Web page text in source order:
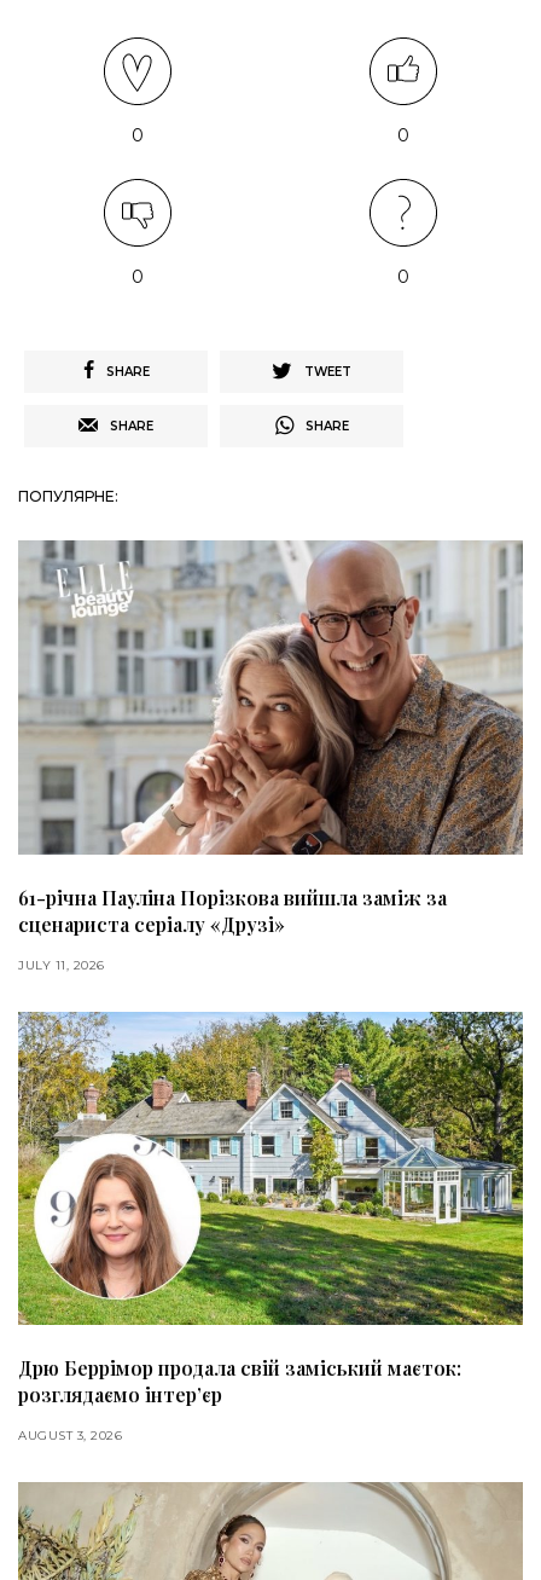
0 0
0 0
SHARE TWEET
SHARE SHARE
ПОПУЛЯРНЕ:
61-річна Пауліна Порізкова вийшла заміж за
сценариста серіалу «Друзі»
JULY 11, 2026
Дрю Беррімор продала свій заміський маєток:
розглядаємо інтер’єр
AUGUST 3, 2026